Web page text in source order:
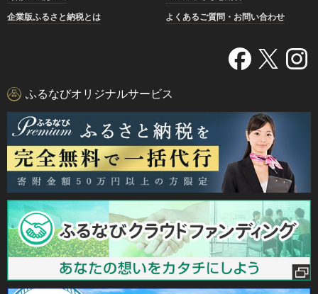
企業版ふるさと納税とは
よくあるご質問・お問い合わせ
ふるなびオリジナルサービス